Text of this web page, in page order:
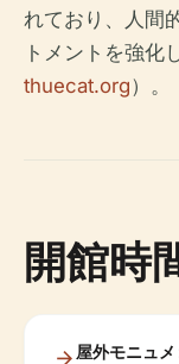
れており、人間
トメントを強化
thuecat.org）。
開館時
屋外モニュメ